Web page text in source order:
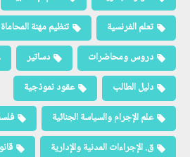
تعلم الفرنسية
تنظيم مهنة المحاماة
دروس ومحاضرات
دساتير
دليل الطالب
عقود نموذجية
علم الإجرام والسياسة الجنائية
ق. الإجراءات المدنية والإدارية